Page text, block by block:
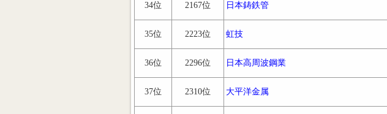
34位 2167位 日本鋳鉄管
35位 2223位 虹技
36位 2296位 日本高周波鋼業
37位 2310位 大平洋金属